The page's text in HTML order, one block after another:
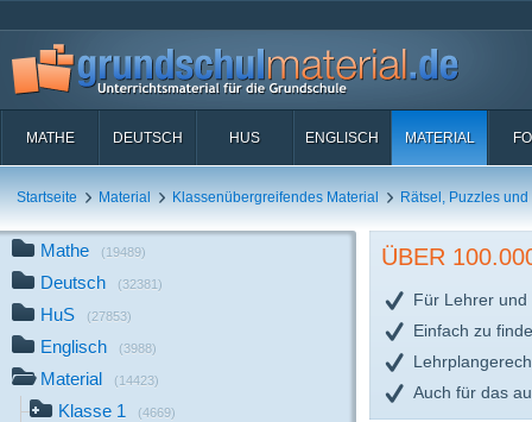
MATHE DEUTSCH HUS ENGLISCH MATERIAL
Startseite Material Klassenübergreifendes Material Rätsel, Puzzles
Mathe (19489)
Deutsch (32381)
HuS (27853)
Englisch (3988)
Material (14423)
Klasse 1 (4669)
ÜBER
Für Lehrer und
Einfach zu
Auch für das